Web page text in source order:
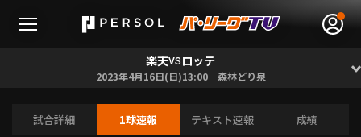
楽天VS ロッテ
2023年4月16日(日)13:00 森林どり泉
試合詳細 1球速報 テキスト速報 成績